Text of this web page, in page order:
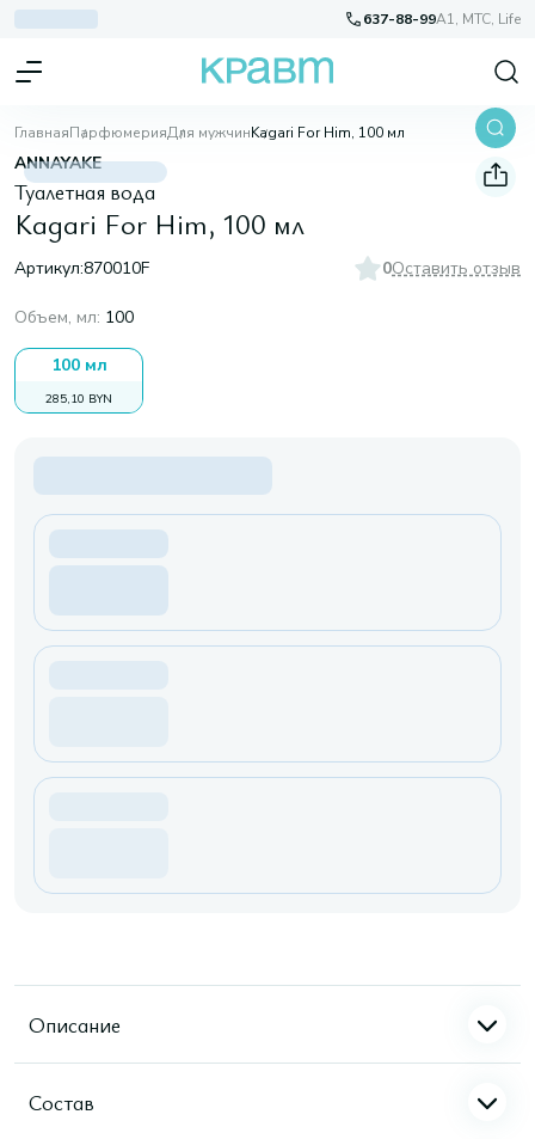
637-88-99A1, МТС, Life
ГлавнаяПарфюмерияДля мужчинKagari For Him, 100 мл
ANNAYAKE
Туалетная вода
Kagari For Him, 100 мл
Артикул:870010F 0Оставить отзыв
Объем, мл: 100
100 мл
285,10 BYN
Описание
Состав